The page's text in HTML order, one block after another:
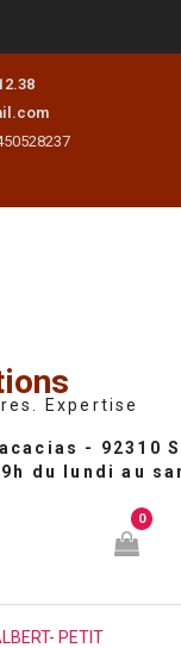
Expertise
0
PETIT